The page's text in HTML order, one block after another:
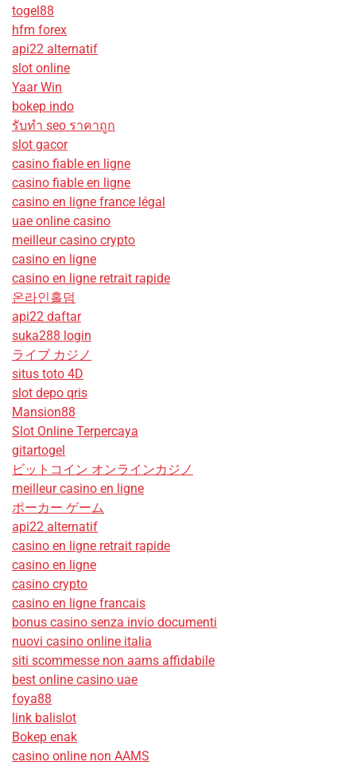
togel88
hfm forex
api22 alternatif
slot online
Yaar Win
bokep indo
รับทํา seo ราคาถูก
slot gacor
casino fiable en ligne
casino fiable en ligne
casino en ligne france légal
uae online casino
meilleur casino crypto
casino en ligne
casino en ligne retrait rapide
온라인홀덤
api22 daftar
suka288 login
ライブ カジノ
situs toto 4D
slot depo qris
Mansion88
Slot Online Terpercaya
gitartogel
ビットコイン オンラインカジノ
meilleur casino en ligne
ポーカー ゲーム
api22 alternatif
casino en ligne retrait rapide
casino en ligne
casino crypto
casino en ligne francais
bonus casino senza invio documenti
nuovi casino online italia
siti scommesse non aams affidabile
best online casino uae
foya88
link balislot
Bokep enak
casino online non AAMS